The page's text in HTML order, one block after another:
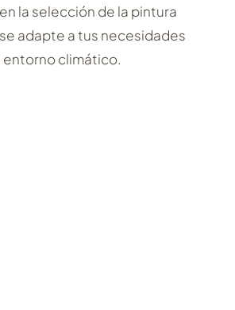
la selección de la pintura
adapte a tus necesidades
entorno climático.